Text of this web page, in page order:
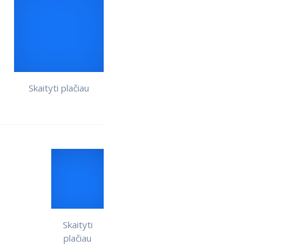
Skaityti plačiau
Skaityti
plačiau